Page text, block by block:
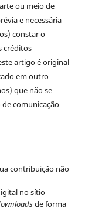
ou meio de
e necessária
constar o
créditos
artigo é original
em outro
que não se
comunicação
contribuição não
no sítio
de forma